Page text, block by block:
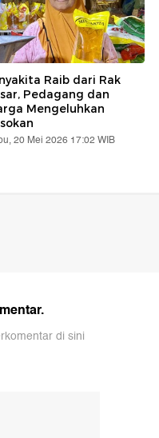
Raib dari Rak
Pedagang dan
Mengeluhkan
20 Mei 2026 17:02 WIB
di sini